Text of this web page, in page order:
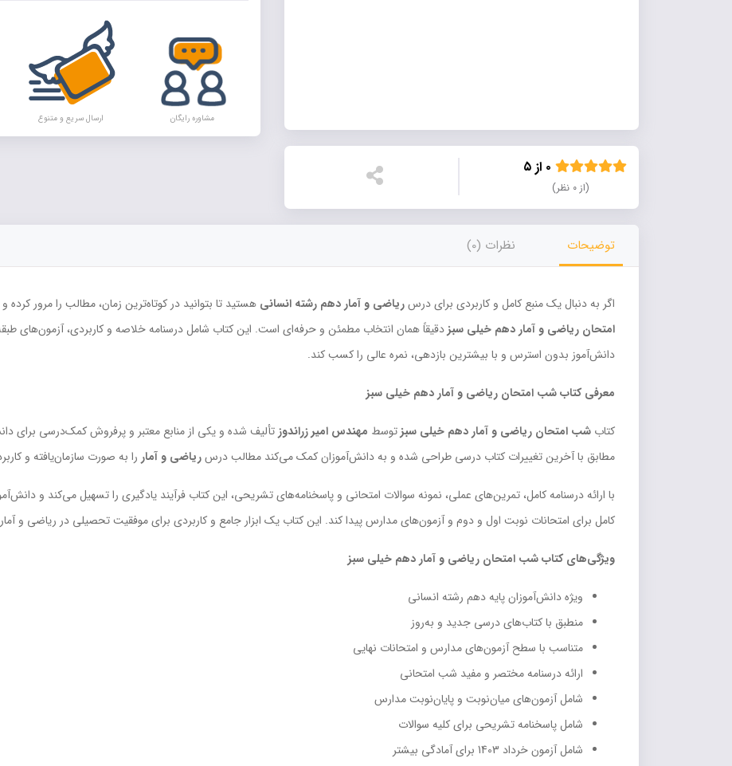
(از ۰ نظر)
مشاوره رایگان ارسال سریع و متنوع
توضیحات نظرات (0)
اگر به دنبال یک منبع کامل و کاربردی برای درسریاضی و آمار دهم رشته انسانی هستید تا بتوانید در کوتاه‌ترین زمان، مطالب را مرور
امتحان ریاضی و آمار دهم خیلی سبزدقیقاً همان انتخاب مطمئن و حرفه‌ای است. این کتاب شامل درسنامه خلاصه و کاربردی، آزمون‌های
دانش‌آموز بدون استرس و با بیشترین بازدهی، نمره عالی را کسب کند.
معرفی کتاب شب امتحان ریاضی و آمار دهم خیلی سبز
کتاب شب امتحان ریاضی و آمار دهم خیلی سبزتوسط مهندس امیر زراندوز تألیف شده و یکی از منابع معتبر و پرفروش کمک‌درسی برای
مطابق با آخرین تغییرات کتاب درسی طراحی شده و به دانش‌آموزان کمک می‌کند مطالب درسریاضی و آمار را به صورت سازمان‌یافته و
با ارائه درسنامه کامل، تمرین‌های عملی، نمونه سوالات امتحانی و پاسخنامه‌های تشریحی، این کتاب فرآیند یادگیری را تسهیل می‌کند و
کامل برای امتحانات نوبت اول و دوم و آزمون‌های مدارس پیدا کند. این کتاب یک ابزار جامع و کاربردی برای موفقیت تحصیلی در ریاضی و
ویژگی‌های کتاب شب امتحان ریاضی و آمار دهم خیلی سبز
ویژه دانش‌آموزان پایه دهم رشته انسانی
منطبق با کتاب‌های درسی جدید و به‌روز
متناسب با سطح آزمون‌های مدارس و امتحانات نهایی
ارائه درسنامه مختصر و مفید شب امتحانی
شامل آزمون‌های میان‌نوبت و پایان‌نوبت مدارس
شامل پاسخنامه تشریحی برای کلیه سوالات
شامل آزمون خرداد 1403 برای آمادگی بیشتر